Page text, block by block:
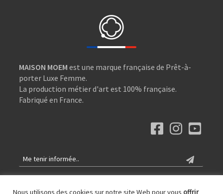
MAISON MOEM est une marque française de Prêt-à-
porter Luxe Femme.
La production métier d'art est 100% française.
Fabriqué en France.
Nous utilisons des cookies sur notre site Web pour vous offrir